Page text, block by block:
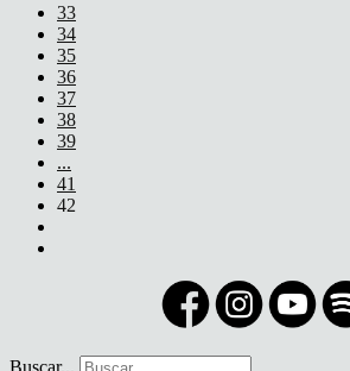
33
34
35
36
37
38
39
...
41
42
Buscar...